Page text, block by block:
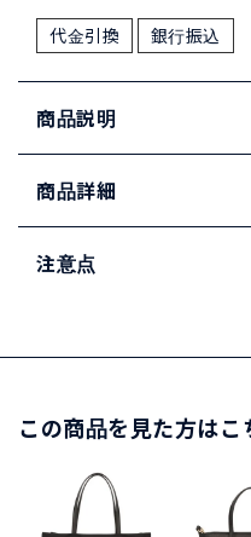
代金引換 銀行振込
商品説明
商品詳細
注意点
この商品を見た方は